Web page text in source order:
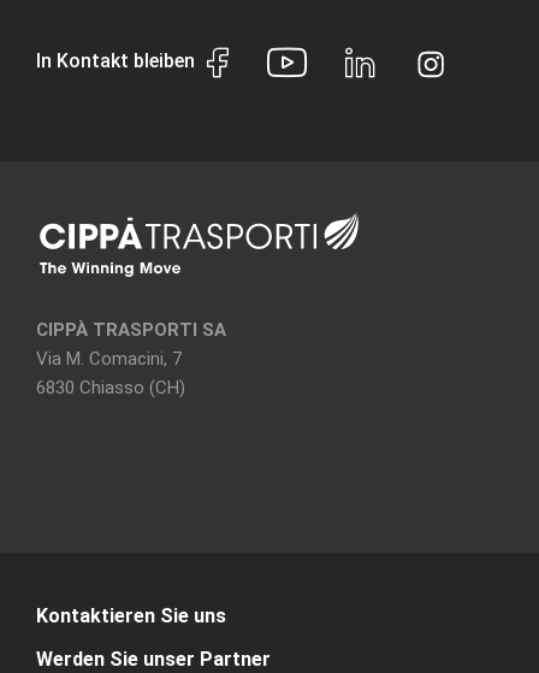
In Kontakt bleiben
CIPPÀ TRASPORTI SA
Via M. Comacini, 7
6830 Chiasso (CH)
Kontaktieren Sie uns
Werden Sie unser Partner